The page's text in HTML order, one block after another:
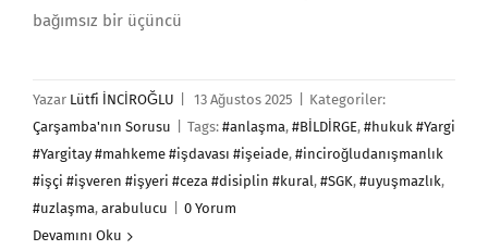
bağımsız bir üçüncü
Yazar Lütfi İNCİROĞLU 13 Ağustos 2025
Kategoriler:
Çarşamba'nın Sorusu
Tags: #anlaşma, #BİLDİRGE, #hukuk #Yargi
#Yargitay #mahkeme #işdavası #işeiade, #inciroğludanışmanlık
#işçi #işveren #işyeri #ceza #disiplin #kural, #SGK, #uyuşmazlık,
#uzlaşma, arabulucu
0 Yorum
Devamını Oku